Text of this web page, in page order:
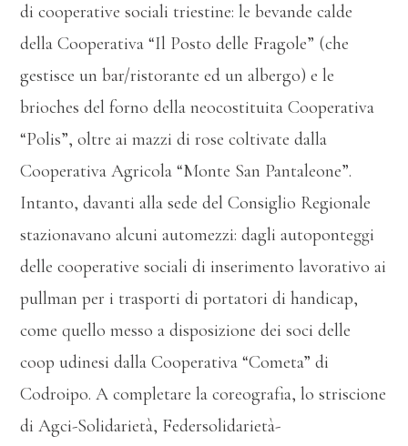
di cooperative sociali triestine: le bevande calde
della Cooperativa “Il Posto delle Fragole” (che
gestisce un bar/ristorante ed un albergo) e le
brioches del forno della neocostituita Cooperativa
“Polis”, oltre ai mazzi di rose coltivate dalla
Cooperativa Agricola “Monte San Pantaleone”.
Intanto, davanti alla sede del Consiglio Regionale
stazionavano alcuni automezzi: dagli autoponteggi
delle cooperative sociali di inserimento lavorativo ai
pullman per i trasporti di portatori di handicap,
come quello messo a disposizione dei soci delle
coop udinesi dalla Cooperativa “Cometa” di
Codroipo. A completare la coreografia, lo striscione
di Agci-Solidarietà, Federsolidarietà-